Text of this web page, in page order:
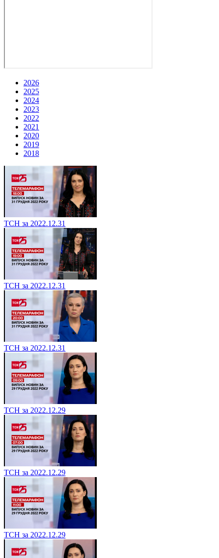
2026
2025
2024
2023
2022
2021
2020
2019
2018
ТСН за 2022.12.31
ТСН за 2022.12.31
ТСН за 2022.12.31
ТСН за 2022.12.29
ТСН за 2022.12.29
ТСН за 2022.12.29